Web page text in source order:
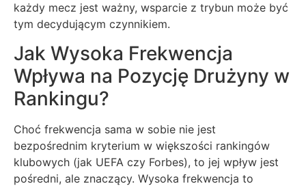
każdy mecz jest ważny, wsparcie z trybun może być
tym decydującym czynnikiem.
Jak Wysoka Frekwencja
Wpływa na Pozycję Drużyny w
Rankingu?
Choć frekwencja sama w sobie nie jest
bezpośrednim kryterium w większości rankingów
klubowych (jak UEFA czy Forbes), to jej wpływ jest
pośredni, ale znaczący. Wysoka frekwencja to